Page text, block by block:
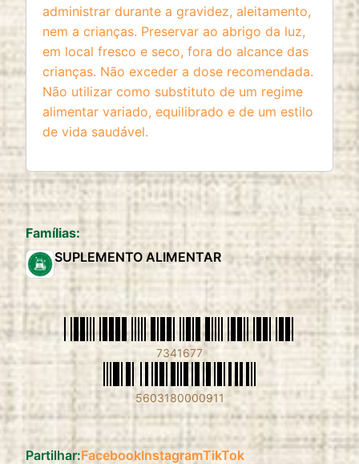
administrar durante a gravidez, aleitamento,
nem a crianças. Preservar ao abrigo da luz,
em local fresco e seco, fora do alcance das
crianças. Não exceder a dose recomendada.
Não utilizar como substituto de um regime
alimentar variado, equilibrado e de um estilo
de vida saudável.
Famílias:
SUPLEMENTO ALIMENTAR
7341677
5603180000911
Partilhar:FacebookInstagramTikTok